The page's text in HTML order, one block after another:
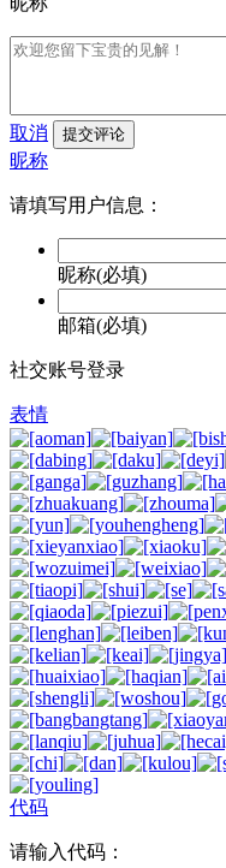
取消 提交评论
昵称
请填写用户信息：
昵称(必填)
邮箱(必填)
社交账号登录
表情
代码
请输入代码：